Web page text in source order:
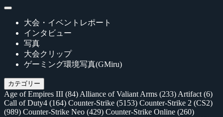
大会・イベントレポート
インタビュー
写真
大会クリップ
ゲーミング環境写真(GMiru)
カテゴリー
Age of Empires III (84) Alliance of Valiant Arms (233) Artifact (6)
Call of Duty4 (164) Counter-Strike (5153) Counter-Strike 2 (CS2)
(989) Counter-Strike Neo (429) Counter-Strike Online (260)